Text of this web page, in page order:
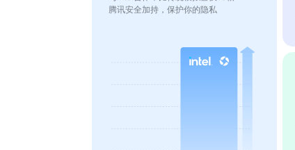
腾讯安全加持，保护你的隐私